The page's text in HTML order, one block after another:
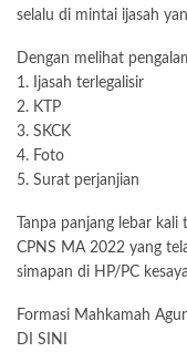
selalu di mintai ijasah
Dengan melihat
1. Ijasah terlegalisir
2. KTP
3. SKCK
4. Foto
5. Surat perjanjian
Tanpa panjang lebar
CPNS MA 2022 yang
simapan di HP/PC
Formasi Mahkamah
DI SINI